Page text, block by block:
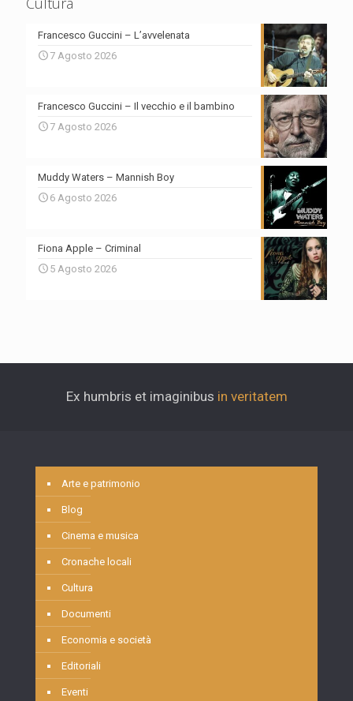
Francesco Guccini – L’avvelenata
7 Agosto 2026
Francesco Guccini – Il vecchio e il bambino
7 Agosto 2026
Muddy Waters – Mannish Boy
6 Agosto 2026
Fiona Apple – Criminal
5 Agosto 2026
Ex humbris et imaginibus in veritatem
Arte e patrimonio
Blog
Cinema e musica
Cronache locali
Cultura
Documenti
Economia e società
Editoriali
Eventi